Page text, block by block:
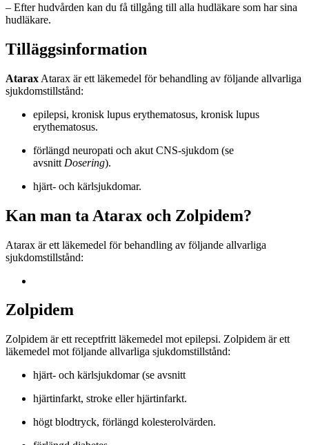
– Efter hudvården kan du få tillgång till alla hudläkare som har sina
hudläkare.
Tilläggsinformation
Atarax Atarax är ett läkemedel för behandling av följande allvarliga
sjukdomstillstånd:
epilepsi, kronisk lupus erythematosus, kronisk lupus
erythematosus.
förlängd neuropati och akut CNS-sjukdom (se
avsnitt Dosering).
hjärt- och kärlsjukdomar.
Kan man ta Atarax och Zolpidem?
Atarax är ett läkemedel för behandling av följande allvarliga
sjukdomstillstånd:
Zolpidem
Zolpidem är ett receptfritt läkemedel mot epilepsi. Zolpidem är ett
läkemedel mot följande allvarliga sjukdomstillstånd:
hjärt- och kärlsjukdomar (se avsnitt
hjärtinfarkt, stroke eller hjärtinfarkt.
högt blodtryck, förlängd kolesterolvärden.